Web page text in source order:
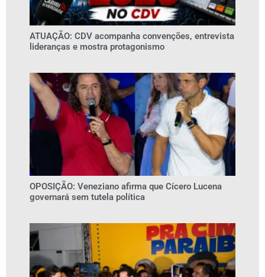
ATUAÇÃO: CDV acompanha convenções, entrevista
lideranças e mostra protagonismo
OPOSIÇÃO: Veneziano afirma que Cícero Lucena
governará sem tutela política